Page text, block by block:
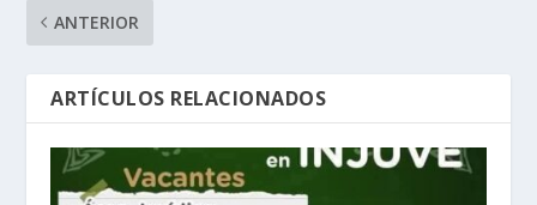
ANTERIOR
ARTÍCULOS RELACIONADOS